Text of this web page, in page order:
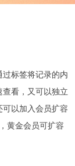
标签将记录的内
看，又可以独立
以加入会员扩容
黄金会员可扩容